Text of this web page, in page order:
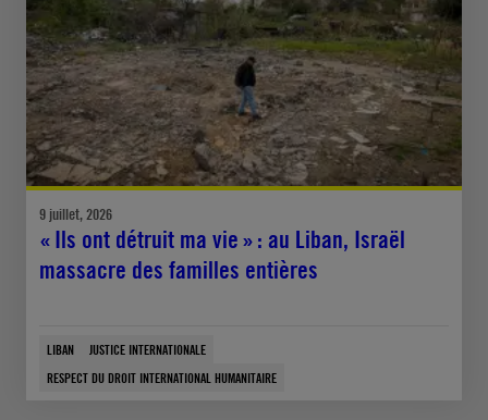
9 juillet, 2026
« Ils ont détruit ma vie » : au Liban, Israël
massacre des familles entières
LIBAN
JUSTICE INTERNATIONALE
RESPECT DU DROIT INTERNATIONAL HUMANITAIRE